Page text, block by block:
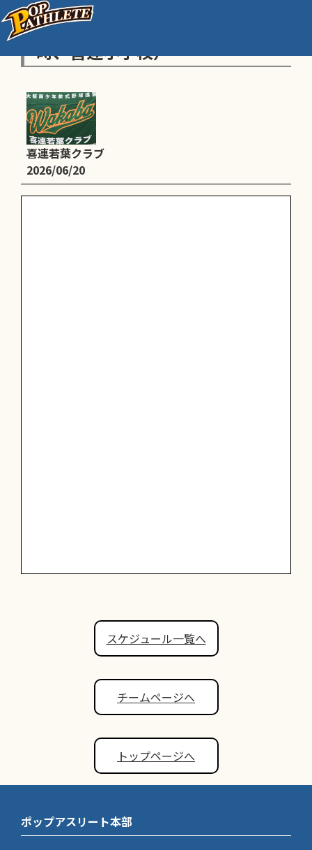
練習（4年生以下、 12時～15
時、喜連小学校）
喜連若葉クラブ
2026/06/20
スケジュール一覧へ
チームページへ
トップページへ
ポップアスリート本部